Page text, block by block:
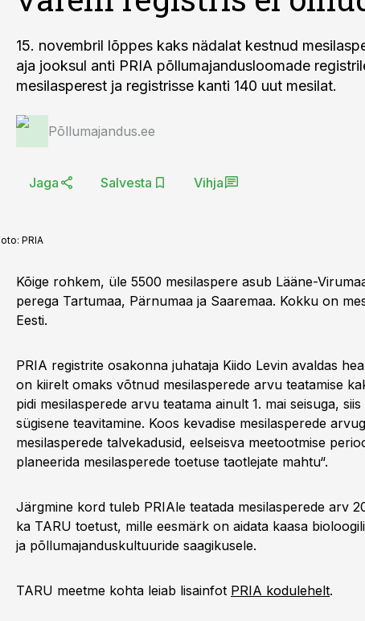
15. novembril lõppes kaks nädalat kestnud
aja jooksul anti PRIA põllumajandusloomade
mesilasperest ja registrisse kanti 140 uut mesilat.
Põllumajandus.ee
Jaga Salvesta Vihja
PRIA
Kõige rohkem, üle 5500 mesilaspere asub Lääne-
perega Tartumaa, Pärnumaa ja Saaremaa. Kokku on
Eesti.
PRIA registrite osakonna juhataja Kiido Levin avaldas
on kiirelt omaks võtnud mesilasperede arvu teatamise
pidi mesilasperede arvu teatama ainult 1. mai seisuga,
sügisene teavitamine. Koos kevadise mesilasperede
mesilasperede talvekadusid, eelseisva meetootmise
planeerida mesilasperede toetuse taotlejate mahtu“.
Järgmine kord tuleb PRIAle teatada mesilasperede arv
ka TARU toetust, mille eesmärk on aidata kaasa
ja põllumajanduskultuuride saagikusele.
TARU meetme kohta leiab lisainfot PRIA kodulehelt.